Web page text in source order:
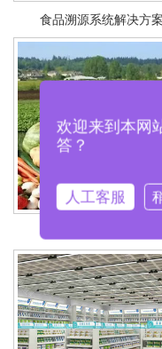
食品溯源系统解决方案
欢迎来到本网
答？
人工客服